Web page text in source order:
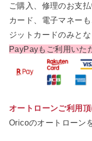
ご購入、修理のお支
カード、電子マネー
ジットカードのみとな
PayPayもご利用いた
オートローンご利用
Oricoのオートローン